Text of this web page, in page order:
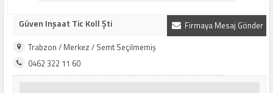
Firmaya Mesaj Gönder
Güven Inşaat Tic Koll Şti
Trabzon / Merkez / Semt Seçilmemiş
0462 322 11 60